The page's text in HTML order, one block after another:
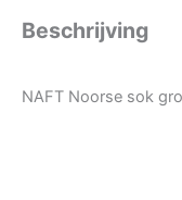
Beschrijving
NAFT Noorse sok